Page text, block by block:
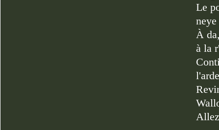
Le
À
à la